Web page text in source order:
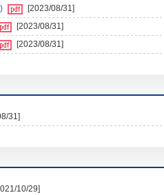
[2023/08/31]
[2023/08/31]
[2023/08/31]
31]
10/29]